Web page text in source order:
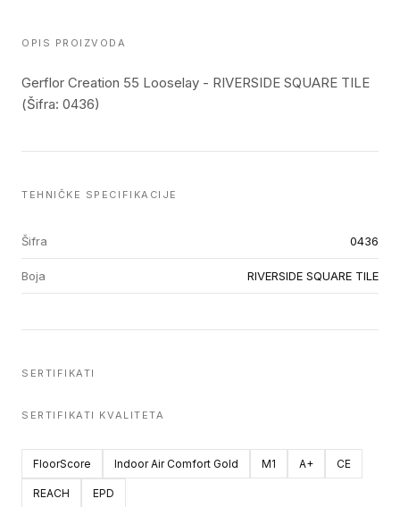
OPIS PROIZVODA
Gerflor Creation 55 Looselay - RIVERSIDE SQUARE TILE
(Šifra: 0436)
TEHNIČKE SPECIFIKACIJE
Šifra 0436
Boja RIVERSIDE SQUARE TILE
SERTIFIKATI
SERTIFIKATI KVALITETA
FloorScore Indoor Air Comfort Gold M1 A+ CE
REACH EPD